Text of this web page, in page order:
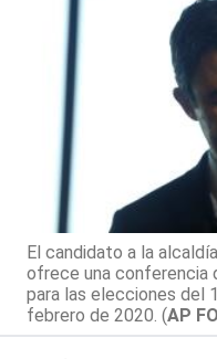
El candidato a la
ofrece una conferencia
para las elecciones del
febrero de 2020. (AP